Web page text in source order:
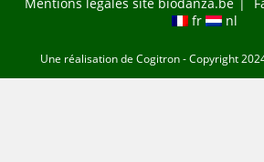
fr
nl
Une réalisation de Cogitron- Copyright